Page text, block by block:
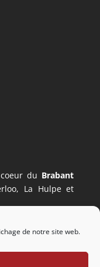
de notre site web.
du Brabant
La Hulpe et